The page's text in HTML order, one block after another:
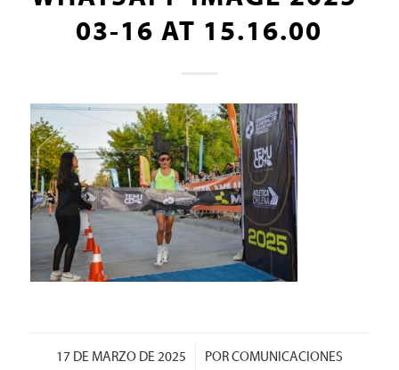
03-16 AT 15.16.00
17 DE MARZO DE 2025
/ PORCOMUNICACIONES